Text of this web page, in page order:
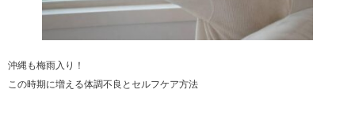
沖縄も梅雨入り！
この時期に増える体調不良とセルフケア方法